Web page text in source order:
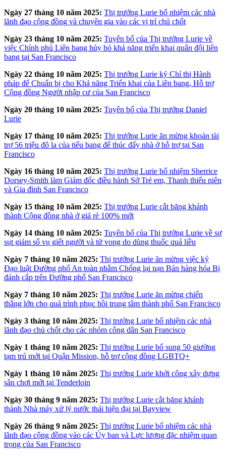
Ngày 27 tháng 10 năm 2025: Thị trưởng Lurie bổ nhiệm các nhà
lãnh đạo cộng đồng và chuyên gia vào các vị trí chủ chốt
Ngày 23 tháng 10 năm 2025: Tuyên bố của Thị trưởng Lurie về
việc Chính phủ Liên bang hủy bỏ khả năng triển khai quân đội liên
bang tại San Francisco
Ngày 22 tháng 10 năm 2025: Thị trưởng Lurie ký Chỉ thị Hành
pháp để Chuẩn bị cho Khả năng Triển khai của Liên bang, Hỗ trợ
Cộng đồng Người nhập cư của San Francisco
Ngày 20 tháng 10 năm 2025: Tuyên bố của Thị trưởng Daniel
Lurie
Ngày 17 tháng 10 năm 2025: Thị trưởng Lurie ăn mừng khoản tài
trợ 56 triệu đô la của tiểu bang để thúc đẩy nhà ở hỗ trợ tại San
Francisco
Ngày 16 tháng 10 năm 2025: Thị trưởng Lurie bổ nhiệm Sherrice
Dorsey-Smith làm Giám đốc điều hành Sở Trẻ em, Thanh thiếu niên
và Gia đình San Francisco
Ngày 15 tháng 10 năm 2025: Thị trưởng Lurie cắt băng khánh
thành Cộng đồng nhà ở giá rẻ 100% mới
Ngày 14 tháng 10 năm 2025: Tuyên bố của Thị trưởng Lurie về sự
sụt giảm số vụ giết người và tử vong do dùng thuốc quá liều
Ngày 7 tháng 10 năm 2025: Thị trưởng Lurie ăn mừng việc ký
Đạo luật Đường phố An toàn nhằm Chống lại nạn Bán hàng hóa Bị
đánh cắp trên Đường phố San Francisco
Ngày 7 tháng 10 năm 2025: Thị trưởng Lurie ăn mừng chiến
thắng lớn cho quá trình phục hồi trung tâm thành phố San Francisco
Ngày 3 tháng 10 năm 2025: Thị trưởng Lurie bổ nhiệm các nhà
lãnh đạo chủ chốt cho các nhóm công dân San Francisco
Ngày 1 tháng 10 năm 2025: Thị trưởng Lurie bổ sung 50 giường
tạm trú mới tại Quận Mission, hỗ trợ cộng đồng LGBTQ+
Ngày 1 tháng 10 năm 2025: Thị trưởng Lurie khởi công xây dựng
sân chơi mới tại Tenderloin
Ngày 30 tháng 9 năm 2025: Thị trưởng Lurie cắt băng khánh
thành Nhà máy xử lý nước thải hiện đại tại Bayview
Ngày 26 tháng 9 năm 2025: Thị trưởng Lurie bổ nhiệm các nhà
lãnh đạo cộng đồng vào các Ủy ban và Lực lượng đặc nhiệm quan
trọng của San Francisco